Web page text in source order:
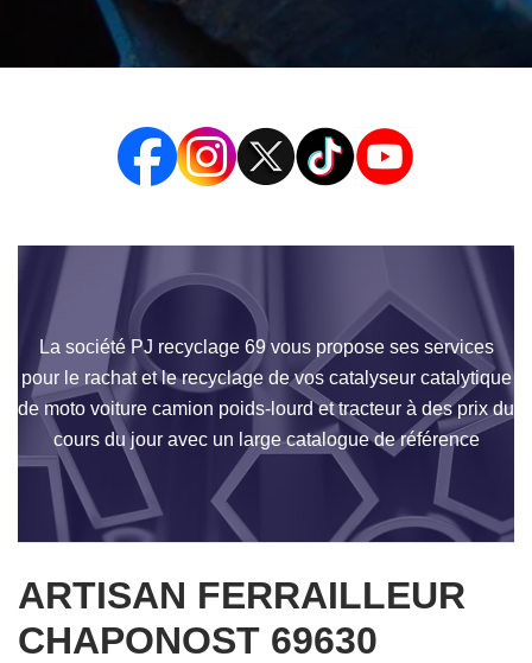
La société PJ recyclage 69 vous propose ses services
pour le rachat et le recyclage de vos catalyseur catalytique
de moto voiture camion poids-lourd et tracteur à des prix du
cours du jour avec un large catalogue de référence
ARTISAN FERRAILLEUR
CHAPONOST 69630